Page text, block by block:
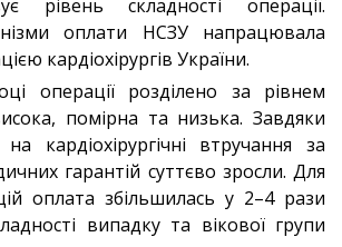
рівень складності операції.
оплати НСЗУ напрацювала
кардіохірургів України.
операції розділено за рівнем
помірна та низька. Завдяки
кардіохірургічні втручання за
гарантій суттєво зросли. Для
оплата збільшилась у 2–4 рази
випадку та вікової групи